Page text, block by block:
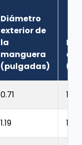
Diámetro
exterior de
la
manguera
(pulgadas)
0.71 1.50
1.19 1.97